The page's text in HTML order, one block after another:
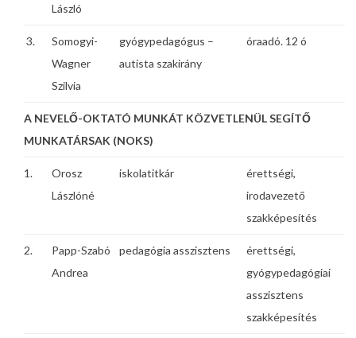
László
3.
Somogyi-
Wagner
Szilvia
gyógypedagógus –
autista szakirány
óraadó. 12 ó
A NEVELŐ-OKTATÓ MUNKÁT KÖZVETLENÜL SEGÍTŐ
MUNKATÁRSAK (NOKS)
1.
Orosz
Lászlóné
iskolatitkár
érettségi,
irodavezető
szakképesítés
2.
Papp-Szabó
Andrea
pedagógia asszisztens
érettségi,
gyógypedagógiai
asszisztens
szakképesítés